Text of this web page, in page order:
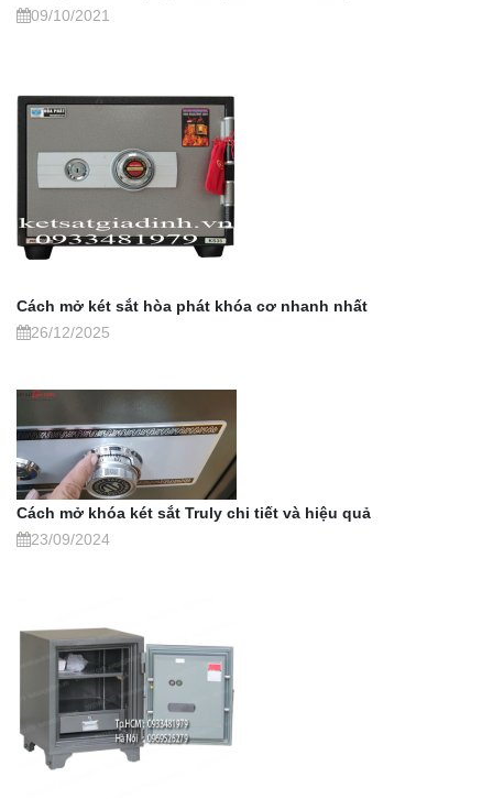
09/10/2021
Cách mở két sắt hòa phát khóa cơ nhanh nhất
26/12/2025
Cách mở khóa két sắt Truly chi tiết và hiệu quả
23/09/2024